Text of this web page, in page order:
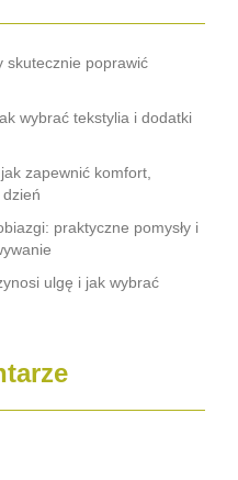
skutecznie poprawić
wybrać tekstylia i dodatki
zapewnić komfort,
praktyczne pomysły i
ulgę i jak wybrać